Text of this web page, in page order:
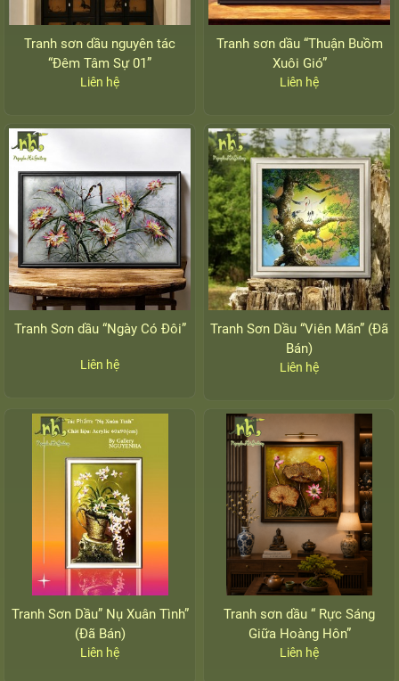
Tranh sơn dầu nguyên tác
“Đêm Tâm Sự 01”
Liên hệ
Tranh sơn dầu “Thuận Buồm
Xuôi Gió”
Liên hệ
Tranh Sơn dầu “Ngày Có Đôi”
Liên hệ
Tranh Sơn Dầu “Viên Mãn” (Đã
Bán)
Liên hệ
Tranh Sơn Dầu” Nụ Xuân Tình”
(Đã Bán)
Liên hệ
Tranh sơn dầu “ Rực Sáng
Giữa Hoàng Hôn”
Liên hệ